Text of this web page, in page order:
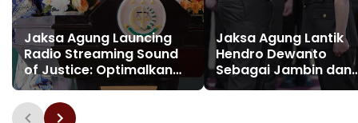
Jaksa Agung Launcing
Radio Streaming Sound
of Justice: Optimalkan
Interaksi Kejaksaan
dengan Masyarakat
Secara Real Time
Jaksa Agung Lantik
Hendro Dewanto
Sebagai Jambin dan
Empat Staf Ahli,